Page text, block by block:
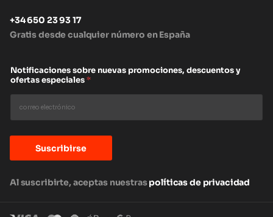
+34 650 23 93 17
Gratis desde cualquier número en España
Notificaciones sobre nuevas promociones, descuentos y
ofertas especiales*
Suscribirse
Al suscribirte, aceptas nuestraspolíticas de privacidad